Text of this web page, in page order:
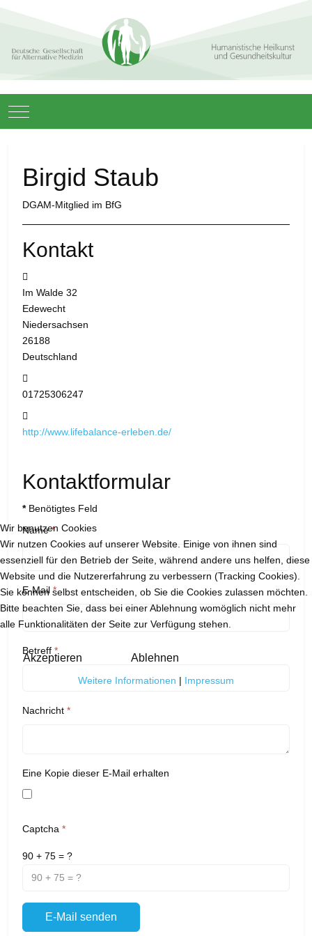
Mobile Menu Toggle
Birgid Staub
DGAM-Mitglied im BfG
Kontakt
Im Walde 32
Edewecht
Niedersachsen
26188
Deutschland
01725306247
http://www.lifebalance-erleben.de/
Kontaktformular
*Benötigtes Feld
Name*
E-Mail*
Betreff *
Nachricht *
Eine Kopie dieser E-Mail erhalten
Captcha *
90 + 75 = ?
E-Mail senden
Wir benutzen Cookies
Wir nutzen Cookies auf unserer Website. Einige von ihnen sind
essenziell für den Betrieb der Seite, während andere uns helfen, diese
Website und die Nutzererfahrung zu verbessern (Tracking Cookies).
Sie können selbst entscheiden, ob Sie die Cookies zulassen möchten.
Bitte beachten Sie, dass bei einer Ablehnung womöglich nicht mehr
alle Funktionalitäten der Seite zur Verfügung stehen.
Akzeptieren Ablehnen
Weitere Informationen | Impressum